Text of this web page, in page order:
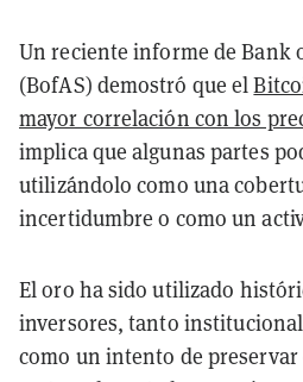
Un reciente informe de Bank
(BofAS) demostró que el
mayor correlación con los
implica que algunas partes
utilizándolo como una
incertidumbre o como un
El oro ha sido utilizado
inversores, tanto
como un intento de